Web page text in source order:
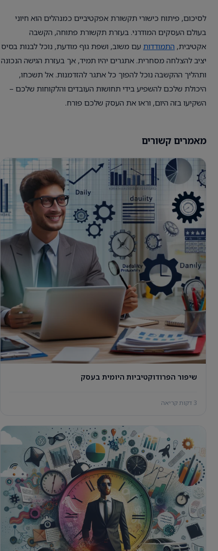
לסיכום, פיתוח כישורי תקשורת אפקטיביים כמנהלים הוא חיוני
בעולם העסקים המודרני. בעזרת תקשורת פתוחה, הקשבה
אקטיבית, התמודדות עם משוב, ושפת גוף מודעת, נוכל לבנות בסיס
יציב להצלחה מסחרית. אתגרים יהיו תמיד, אך בעזרת הגישה הנכונה
ותהליך ההקשבה נוכל להפוך כל אתגר להזדמנות. אל תשכחו,
היכולת שלכם להשפיע בידי תחושות העובדים והלקוחות שלכם –
השקיעו בזה היום, וראו את העסק שלכם פורח.
מאמרים קשורים
שיפור הפרודוקטיביות היומית בעסק
3 דקות קריאה